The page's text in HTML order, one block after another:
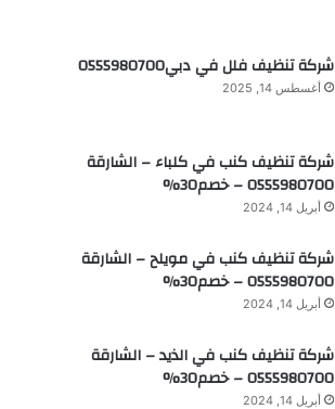
شركة تنظيف فلل في دبي0555980700
أغسطس 14, 2025
شركة تنظيف كنب في كلباء – الشارقة
0555980700 – خصم30%
أبريل 14, 2024
شركة تنظيف كنب في مويلح – الشارقة
0555980700 – خصم30%
أبريل 14, 2024
شركة تنظيف كنب في الذيد – الشارقة
0555980700 – خصم30%
أبريل 14, 2024